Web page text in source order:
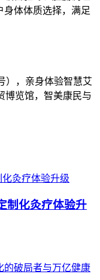
身体体质选择，满足
），亲身体验智慧艾
博览馆，智美康民与
制化灸疗体验升